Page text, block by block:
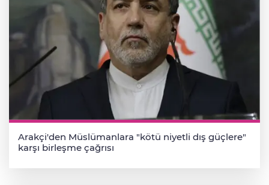
Arakçi'den Müslümanlara "kötü niyetli dış güçlere"
karşı birleşme çağrısı